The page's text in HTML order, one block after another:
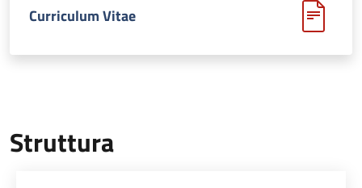
Curriculum Vitae
Struttura